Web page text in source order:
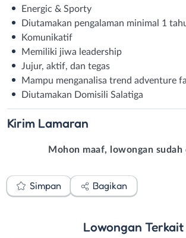
Energic & Sporty
Diutamakan pengalaman minimal 1
Komunikatif
Memiliki jiwa leadership
Jujur, aktif, dan tegas
Mampu menganalisa trend adventure
Diutamakan Domisili Salatiga
Kirim Lamaran
Mohon maaf, lowongan
Simpan Bagikan
Lowongan Terkait